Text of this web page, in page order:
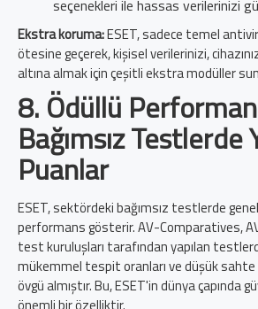
seçenekleri ile hassas verilerinizi
Ekstra koruma:ESET, sadece temel
ötesine geçerek, kişisel verilerinizi,
altına almak için çeşitli ekstra modüller
8. Ödüllü
Bağımsız Testlerde
Puanlar
ESET, sektördeki bağımsız testlerde
performans gösterir. AV-Comparatives,
test kuruluşları tarafından yapılan
mükemmel tespit oranları ve düşük sahte
övgü almıştır. Bu, ESET'in dünya çapında